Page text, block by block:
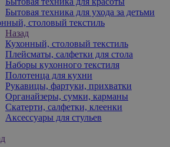
Бытовая техника для ухода за детьми
столовый текстиль
Назад
Кухонный, столовый текстиль
Плейсматы, салфетки для стола
Наборы кухонного текстиля
Полотенца для кухни
Рукавицы, фартуки, прихватки
Органайзеры, сумки, карманы
Скатерти, салфетки, клеенки
Аксессуары для стульев